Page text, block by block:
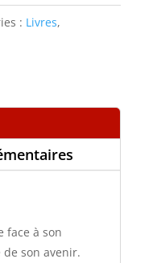
: Livres,
face à son
son avenir.